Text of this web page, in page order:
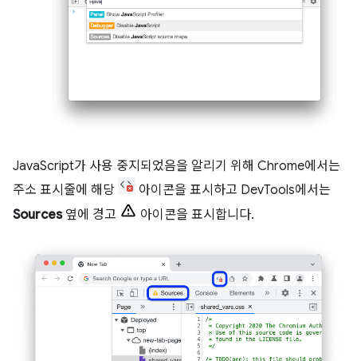
JavaScript가 사용 중지되었음을 알리기 위해 Chrome에서는
주소 표시줄에 해당
아이콘을 표시하고 DevTools에서는
Sources옆에 경고 아이콘을 표시합니다.